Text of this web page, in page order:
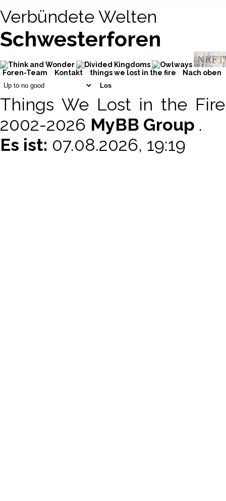
Verbündete Welten
Schwesterforen
Foren-Team Kontakt things we lost in the fire Nach oben
Things We Lost in the
2002-2026 MyBB Group .
Es ist: 07.08.2026, 19:19